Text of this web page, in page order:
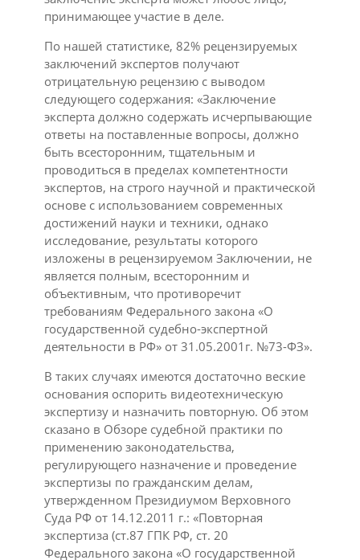
принимающее участие в деле.
По нашей статистике, 82% рецензируемых
заключений экспертов получают
отрицательную рецензию с выводом
следующего содержания: «Заключение
эксперта должно содержать исчерпывающие
ответы на поставленные вопросы, должно
быть всесторонним, тщательным и
проводиться в пределах компетентности
экспертов, на строго научной и практической
основе с использованием современных
достижений науки и техники, однако
исследование, результаты которого
изложены в рецензируемом Заключении, не
является полным, всесторонним и
объективным, что противоречит
требованиям Федерального закона «О
государственной судебно-экспертной
деятельности в РФ» от 31.05.2001г. №73-ФЗ».
В таких случаях имеются достаточно веские
основания оспорить видеотехническую
экспертизу и назначить повторную. Об этом
сказано в Обзоре судебной практики по
применению законодательства,
регулирующего назначение и проведение
экспертизы по гражданским делам,
утвержденном Президиумом Верховного
Суда РФ от 14.12.2011 г.: «Повторная
экспертиза (ст.87 ГПК РФ, ст. 20
Федерального закона «О государственной